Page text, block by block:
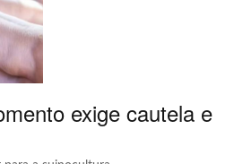
exige cautela e